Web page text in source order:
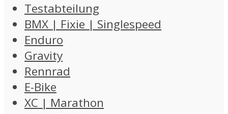
Testabteilung
BMX | Fixie | Singlespeed
Enduro
Gravity
Rennrad
E-Bike
XC | Marathon